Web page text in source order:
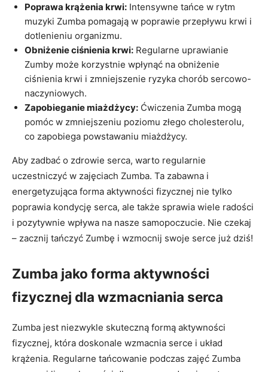
Poprawa krążenia krwi: Intensywne tańce w rytm
muzyki Zumba pomagają w poprawie przepływu krwi i
dotlenieniu organizmu.
Obniżenie ciśnienia krwi: Regularne uprawianie
Zumby może korzystnie wpłynąć na obniżenie
ciśnienia krwi i zmniejszenie ryzyka chorób sercowo-
naczyniowych.
Zapobieganie miażdżycy: Ćwiczenia Zumba mogą
pomóc w zmniejszeniu poziomu złego cholesterolu,
co zapobiega powstawaniu miażdżycy.
Aby zadbać o zdrowie serca, warto regularnie
uczestniczyć w zajęciach Zumba. Ta zabawna i
energetyzująca forma aktywności fizycznej nie tylko
poprawia kondycję serca, ale także sprawia wiele radości
i pozytywnie wpływa na nasze samopoczucie. Nie czekaj
– zacznij tańczyć Zumbę i wzmocnij swoje serce już dziś!
Zumba jako forma aktywności
fizycznej dla wzmacniania serca
Zumba jest niezwykle skuteczną formą aktywności
fizycznej, która doskonale wzmacnia serce i układ
krążenia. Regularne tańcowanie podczas zajęć Zumba